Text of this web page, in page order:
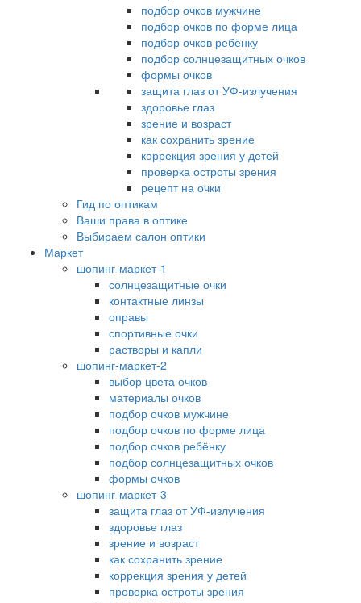
подбор очков мужчине
подбор очков по форме лица
подбор очков ребёнку
подбор солнцезащитных очков
формы очков
защита глаз от УФ-излучения
здоровье глаз
зрение и возраст
как сохранить зрение
коррекция зрения у детей
проверка остроты зрения
рецепт на очки
Гид по оптикам
Ваши права в оптике
Выбираем салон оптики
Маркет
шопинг-маркет-1
солнцезащитные очки
контактные линзы
оправы
спортивные очки
растворы и капли
шопинг-маркет-2
выбор цвета очков
материалы очков
подбор очков мужчине
подбор очков по форме лица
подбор очков ребёнку
подбор солнцезащитных очков
формы очков
шопинг-маркет-3
защита глаз от УФ-излучения
здоровье глаз
зрение и возраст
как сохранить зрение
коррекция зрения у детей
проверка остроты зрения